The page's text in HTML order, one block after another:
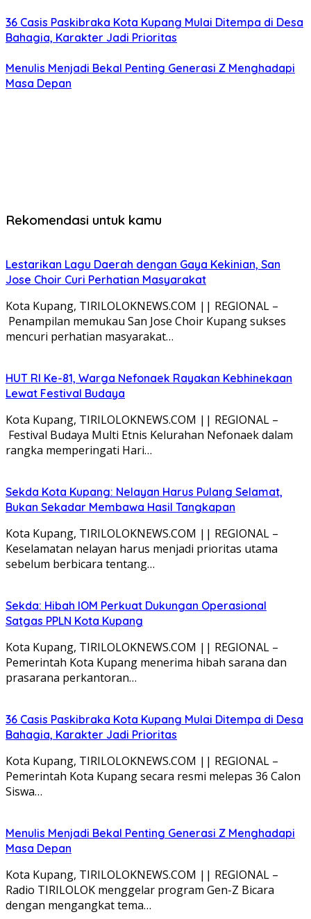
36 Casis Paskibraka Kota Kupang Mulai Ditempa di Desa
Bahagia, Karakter Jadi Prioritas
Menulis Menjadi Bekal Penting Generasi Z Menghadapi
Masa Depan
Rekomendasi untuk kamu
Lestarikan Lagu Daerah dengan Gaya Kekinian, San
Jose Choir Curi Perhatian Masyarakat
Kota Kupang, TIRILOLOKNEWS.COM || REGIONAL –
Penampilan memukau San Jose Choir Kupang sukses
mencuri perhatian masyarakat…
HUT RI Ke-81, Warga Nefonaek Rayakan Kebhinekaan
Lewat Festival Budaya
Kota Kupang, TIRILOLOKNEWS.COM || REGIONAL –
Festival Budaya Multi Etnis Kelurahan Nefonaek dalam
rangka memperingati Hari…
Sekda Kota Kupang: Nelayan Harus Pulang Selamat,
Bukan Sekadar Membawa Hasil Tangkapan
Kota Kupang, TIRILOLOKNEWS.COM || REGIONAL –
Keselamatan nelayan harus menjadi prioritas utama
sebelum berbicara tentang…
Sekda: Hibah IOM Perkuat Dukungan Operasional
Satgas PPLN Kota Kupang
Kota Kupang, TIRILOLOKNEWS.COM || REGIONAL –
Pemerintah Kota Kupang menerima hibah sarana dan
prasarana perkantoran…
36 Casis Paskibraka Kota Kupang Mulai Ditempa di Desa
Bahagia, Karakter Jadi Prioritas
Kota Kupang, TIRILOLOKNEWS.COM || REGIONAL –
Pemerintah Kota Kupang secara resmi melepas 36 Calon
Siswa…
Menulis Menjadi Bekal Penting Generasi Z Menghadapi
Masa Depan
Kota Kupang, TIRILOLOKNEWS.COM || REGIONAL –
Radio TIRILOLOK menggelar program Gen-Z Bicara
dengan mengangkat tema…